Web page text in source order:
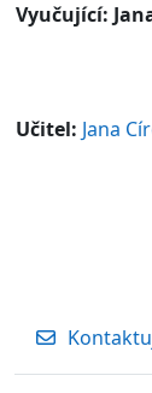
Vyučující:
Učitel: Jana